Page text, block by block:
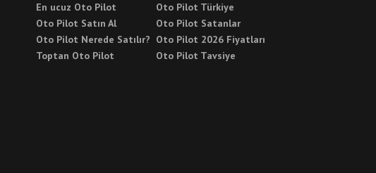
En ucuz Oto Pilot
Oto Pilot Satın Al
Oto Pilot Nerede Satılır?
Toptan Oto Pilot
Oto Pilot Türkiye
Oto Pilot Satanlar
Oto Pilot 2026 Fiyatları
Oto Pilot Tavsiye